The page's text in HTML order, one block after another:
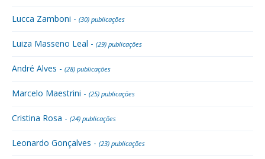
Lucca Zamboni - (30) publicações
Luiza Masseno Leal - (29) publicações
André Alves - (28) publicações
Marcelo Maestrini - (25) publicações
Cristina Rosa - (24) publicações
Leonardo Gonçalves - (23) publicações